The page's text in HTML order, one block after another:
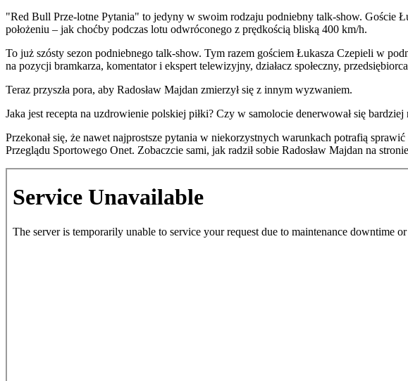
"Red Bull Prze-lotne Pytania" to jedyny w swoim rodzaju podniebny talk-show. Goście
położeniu – jak choćby podczas lotu odwróconego z prędkością bliską 400 km/h.
To już szósty sezon podniebnego talk-show. Tym razem gościem Łukasza Czepieli w
na pozycji bramkarza, komentator i ekspert telewizyjny, działacz społeczny,
Teraz przyszła pora, aby Radosław Majdan zmierzył się z innym wyzwaniem.
Jaka jest recepta na uzdrowienie polskiej piłki? Czy w samolocie denerwował się
Przekonał się, że nawet najprostsze pytania w niekorzystnych warunkach potrafią
Przeglądu Sportowego Onet. Zobaczcie sami, jak radził sobie Radosław Majdan na stronie